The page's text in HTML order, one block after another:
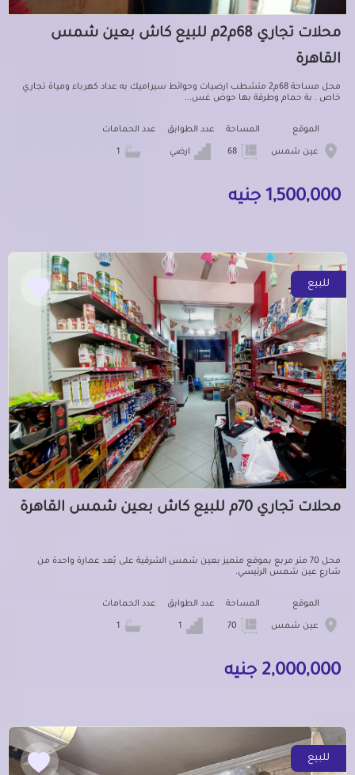
محلات تجاري 68م2م للبيع كاش بعين شمس
القاهرة
محل مساحة 68م2 متشطب ارضيات وحوائط سيراميك به عداد كهرباء ومياة تجاري
خاص . بة حمام وطرقة بها حوض غس...
الموقع
عين شمس
المساحة
68
عدد الطوابق
ارضي
عدد الحمامات
1,500,000 جنيه
للبيع
محلات تجاري 70م للبيع كاش بعين شمس القاهرة
محل 70 متر مربع بموقع متميز بعين شمس الشرقية على بُعد عمارة واحدة من
شارع عين شمس الرئيسي.
الموقع
عين شمس
المساحة عدد الطوابق عدد الحمامات
2,000,000 جنيه
للبيع